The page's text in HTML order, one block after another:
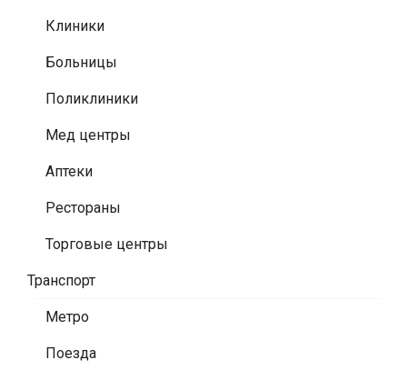
Клиники
Больницы
Поликлиники
Мед центры
Аптеки
Рестораны
Торговые центры
Транспорт
Метро
Поезда